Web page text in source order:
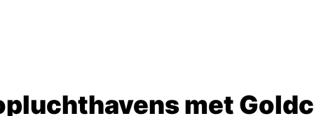
met